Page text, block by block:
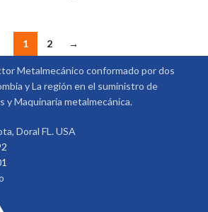
1 2 →
Metalmecánico conformado por dos
y La región en el suministro de
y Maquinaria metalmecánica.
Doral FL. USA